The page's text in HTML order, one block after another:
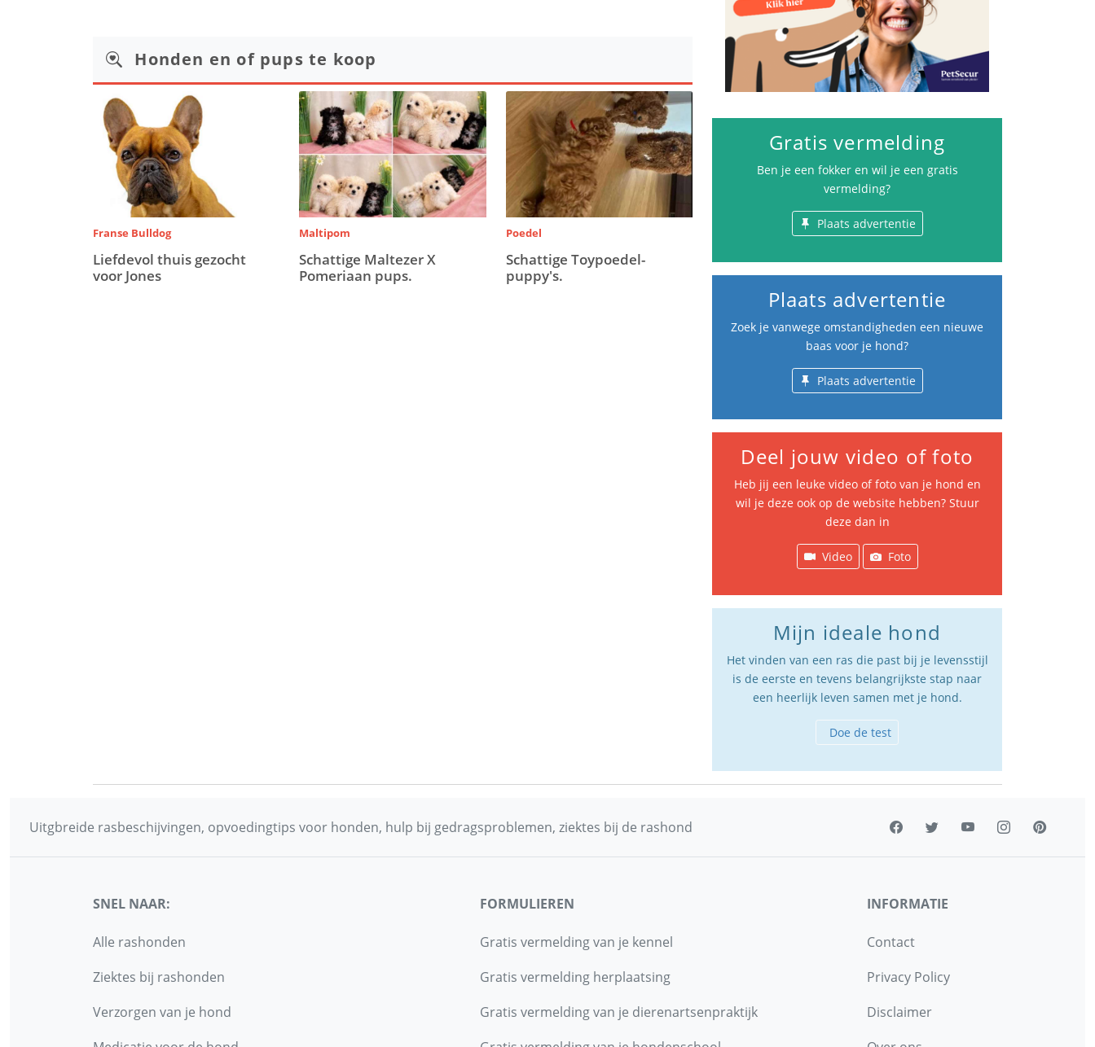
Honden en of pups te koop
Franse Bulldog
Liefdevol thuis gezocht
voor Jones
Maltipom
Schattige Maltezer X
Pomeriaan pups.
Poedel
Schattige Toypoedel-
puppy's.
Gratis vermelding
Ben je een fokker en wil je een gratis
vermelding?
Plaats advertentie
Plaats advertentie
Zoek je vanwege omstandigheden een nieuwe
baas voor je hond?
Plaats advertentie
Deel jouw video of foto
Heb jij een leuke video of foto van je hond en
wil je deze ook op de website hebben? Stuur
deze dan in
Video Foto
Mijn ideale hond
Het vinden van een ras die past bij je levensstijl
is de eerste en tevens belangrijkste stap naar
een heerlijk leven samen met je hond.
Doe de test
Uitgbreide rasbeschijvingen, opvoedingtips voor honden, hulp bij gedragsproblemen, ziektes bij de rashond
SNEL NAAR:
Alle rashonden
Ziektes bij rashonden
Verzorgen van je hond
FORMULIEREN
Gratis vermelding van je kennel
Gratis vermelding herplaatsing
Gratis vermelding van je dierenartsenpraktijk
INFORMATIE
Contact
Privacy Policy
Disclaimer